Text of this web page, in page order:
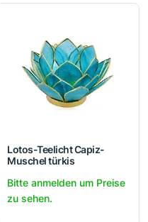
Lotos-Teelicht Capiz-
Muschel türkis
Bitte anmelden um Preise
zu sehen.